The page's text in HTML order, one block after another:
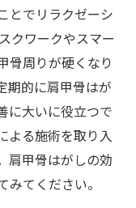
とでリラクゼーシ
クワークやスマー
骨周りが硬くなり
期的に肩甲骨はが
に大いに役立つで
よる施術を取り入
肩甲骨はがしの効
てください。